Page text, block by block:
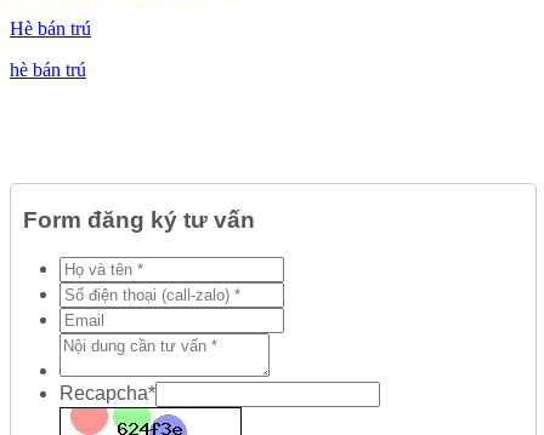
Hè bán trú
hè bán trú
Form đăng ký tư vấn
Recapcha*